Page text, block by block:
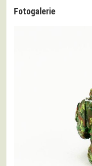
Fotogalerie